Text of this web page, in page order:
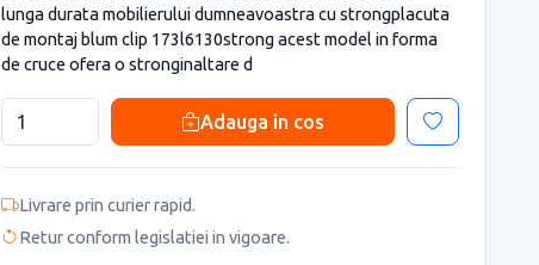
lunga durata mobilierului dumneavoastra cu strongplacuta
de montaj blum clip 173l6130strong acest model in forma
de cruce ofera o stronginaltare d
Adauga in cos
Livrare prin curier rapid.
Retur conform legislatiei in vigoare.